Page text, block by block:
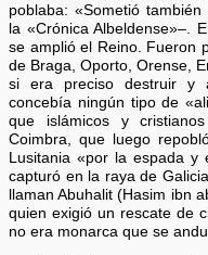
poblaba: «Sometió
la «Crónica Albeldense»–.
se amplió el Reino. Fueron
de Braga, Oporto, Orense,
si era preciso destruir y
concebía ningún tipo de
que islámicos y
Coimbra, que luego
Lusitania «por la espada y
capturó en la raya de
llaman Abuhalit (Hasim ibn
quien exigió un rescate de
no era monarca que se